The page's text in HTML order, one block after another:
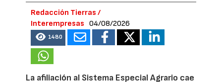
Redacción Tierras /
Interempresas
04/08/2026
1480
La afiliación al Sistema Especial Agrario cae